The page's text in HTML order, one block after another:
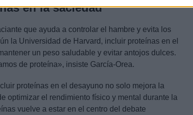
en la saciedad
que ayuda a controlar el hambre y evita los
la Universidad de Harvard, incluir proteínas en el
un peso saludable y evitar antojos dulces.
de proteína», insiste García-Orea.
proteínas en el desayuno no solo mejora la
optimizar el rendimiento físico y mental durante la
vuelve a estar en el centro del debate